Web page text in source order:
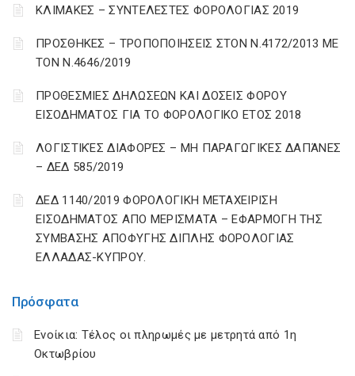
Πρόσφατα
Ενοίκια: Τέλος οι πληρωμές με μετρητά από 1η
Οκτωβρίου
ΚΛΙΜΑΚΕΣ – ΣΥΝΤΕΛΕΣΤΕΣ ΦΟΡΟΛΟΓΙΑΣ 2019
ΠΡΟΣΘΗΚΕΣ – ΤΡΟΠΟΠΟΙΗΣΕΙΣ ΣΤΟΝ Ν.4172/2013 ΜΕ
ΤΟΝ Ν.4646/2019
ΠΡΟΘΕΣΜΙΕΣ ΔΗΛΩΣΕΩΝ ΚΑΙ ΔΟΣΕΙΣ ΦΟΡΟΥ
ΕΙΣΟΔΗΜΑΤΟΣ ΓΙΑ ΤΟ ΦΟΡΟΛΟΓΙΚΟ ΕΤΟΣ 2018
ΛΟΓΙΣΤΙΚΈΣ ΔΙΑΦΟΡΈΣ – ΜΗ ΠΑΡΑΓΩΓΙΚΈΣ ΔΑΠΆΝΕΣ
– ΔΕΔ 585/2019
ΔΕΔ 1140/2019 ΦΟΡΟΛΟΓΙΚΗ ΜΕΤΑΧΕΙΡΙΣΗ
ΕΙΣΟΔΗΜΑΤΟΣ ΑΠΟ ΜΕΡΙΣΜΑΤΑ – ΕΦΑΡΜΟΓΗ ΤΗΣ
ΣΥΜΒΑΣΗΣ ΑΠΟΦΥΓΗΣ ΔΙΠΛΗΣ ΦΟΡΟΛΟΓΙΑΣ
ΕΛΛΑΔΑΣ-ΚΥΠΡΟΥ.